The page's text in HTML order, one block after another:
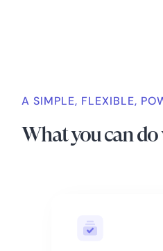
A SIMPLE, FLEXIBLE,
What you can